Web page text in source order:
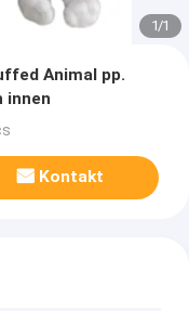
1/1
Animal pp.
innen
Kontakt